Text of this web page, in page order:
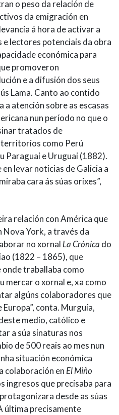
o peso da relación de
da emigración en
á hora de activar a
lectores potenciais da obra
económica para
promoveron
e a difusión dos seus
Lama. Canto ao contido
atención sobre as escasas
nun período no que o
tratados de
territorios como Perú
Paraguai e Uruguai (1882).
levar noticias de Galicia a
cara ás súas orixes”,
relación con América que
York, a través da
no xornal La Crónica do
(1822 – 1865), que
onde traballaba como
mercar o xornal e, xa como
algúns colaboradores que
conta. Murguía,
medio, católico e
a súa sinaturas nos
de 500 reais ao mes nun
situación económica
colaboración en El Miño
ingresos que precisaba para
desde as súas
última precisamente